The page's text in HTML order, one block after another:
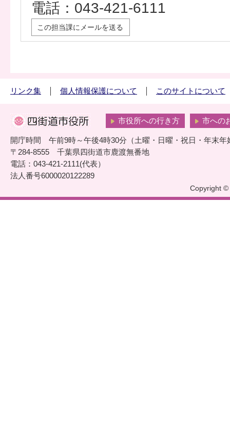
電話：043-421-6111
この担当課にメールを送る
リンク集 個人情報保護について このサイトについて
市役所への行き方 市への
開庁時間 午前9時～午後4時30分（土曜・日曜・祝日・年末年
〒284-8555 千葉県四街道市鹿渡無番地
電話：043-421-2111(代表）
法人番号6000020122289
Copyright ©